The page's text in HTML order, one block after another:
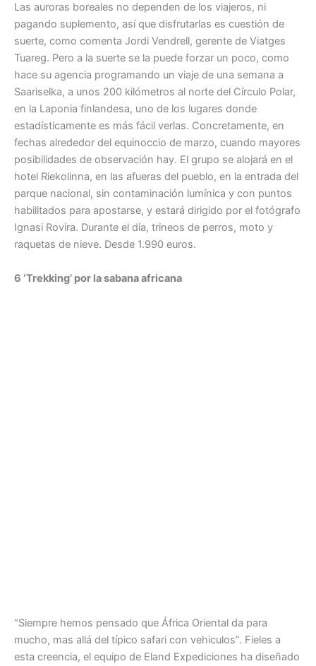
Las auroras boreales no dependen de los viajeros, ni
pagando suplemento, así que disfrutarlas es cuestión de
suerte, como comenta Jordi Vendrell, gerente de Viatges
Tuareg. Pero a la suerte se la puede forzar un poco, como
hace su agencia programando un viaje de una semana a
Saariselka, a unos 200 kilómetros al norte del Círculo Polar,
en la Laponia finlandesa, uno de los lugares donde
estadísticamente es más fácil verlas. Concretamente, en
fechas alrededor del equinoccio de marzo, cuando mayores
posibilidades de observación hay. El grupo se alojará en el
hotel Riekolinna, en las afueras del pueblo, en la entrada del
parque nacional, sin contaminación lumínica y con puntos
habilitados para apostarse, y estará dirigido por el fotógrafo
Ignasi Rovira. Durante el día, trineos de perros, moto y
raquetas de nieve. Desde 1.990 euros.
6 ‘Trekking’ por la sabana africana
“Siempre hemos pensado que África Oriental da para
mucho, mas allá del típico safari con vehiculos”. Fieles a
esta creencia, el equipo de Eland Expediciones ha diseñado